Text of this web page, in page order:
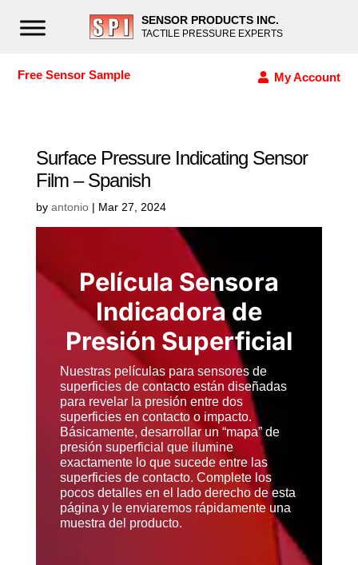
SENSOR PRODUCTS INC.
TACTILE PRESSURE EXPERTS
Free Sensor Sample My Account
Surface Pressure Indicating Sensor
Film – Spanish
by antonio| Mar 27, 2024
Película Sensora
Indicadora de
Presión Superficial
Nuestras películas para sensores de
superficies de contacto están diseñadas
para revelar la presión entre dos
superficies en contacto o impacto.
Básicamente, desarrollar un “mapa” de
presión superficial que ilumine
exactamente lo que sucede entre las
superficies de contacto. Complete los
pocos detalles en el lado derecho de esta
página y le enviaremos rápidamente una
muestra del producto.